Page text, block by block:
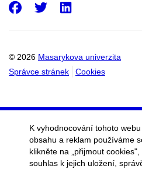
© 2026 Masarykova univerzita
Správce stránek
Cookies
Facebook
Twitter
K vyhodnocování tohoto
obsahu a reklam používáme
klikněte na „přijmout
souhlas k jejich uložení,